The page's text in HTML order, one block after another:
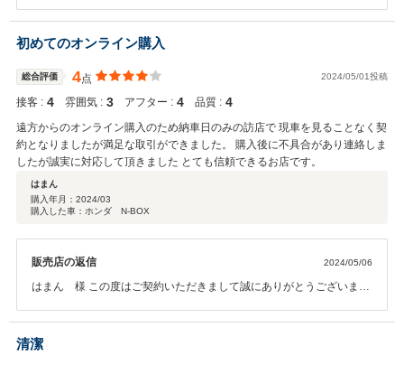
納車までの諸手続き等を早々に進めていただき、感謝申し上げます。
遠方とはなりますが、お車に関しましてご不明点やご質問等ございま
したら、お気軽にお問い合わせくださいませ。 重ねてにはなります
が、当店のご利用並びにご成約誠にありがとうございました。
初めてのオンライン購入
総合評価 4点 2024/05/01投稿
接客 : 4 雰囲気 : 3 アフター : 4 品質 : 4
遠方からのオンライン購入のため納車日のみの訪店で 現車を見ることなく契
約となりましたが満足な取引ができました。 購入後に不具合があり連絡しま
したが誠実に対応して頂きました とても信頼できるお店です。
はまん
購入年月： 2024/03
購入した車：ホンダ N-BOX
販売店の返信 2024/05/06
はまん 様 この度はご契約いただきまして誠にありがとうございまし
りがとうございました。 ご納車後の不具合に関しましては、ご迷惑を
おかけし誠に申し訳ございませんでした。 またご不明点やご質問等ご
清潔